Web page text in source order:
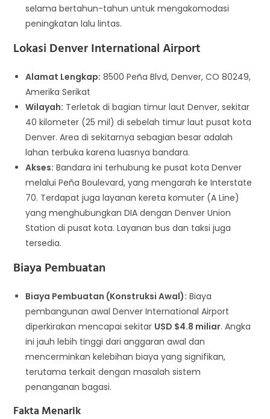
selama bertahun-tahun untuk mengakomodasi
peningkatan lalu lintas.
Lokasi Denver International Airport
Alamat Lengkap: 8500 Peña Blvd, Denver, CO 80249,
Amerika Serikat
Wilayah: Terletak di bagian timur laut Denver, sekitar
40 kilometer (25 mil) di sebelah timur laut pusat kota
Denver. Area di sekitarnya sebagian besar adalah
lahan terbuka karena luasnya bandara.
Akses: Bandara ini terhubung ke pusat kota Denver
melalui Peña Boulevard, yang mengarah ke Interstate
70. Terdapat juga layanan kereta komuter (A Line)
yang menghubungkan DIA dengan Denver Union
Station di pusat kota. Layanan bus dan taksi juga
tersedia.
Biaya Pembuatan
Biaya Pembuatan (Konstruksi Awal): Biaya
pembangunan awal Denver International Airport
diperkirakan mencapai sekitar USD $4.8 miliar. Angka
ini jauh lebih tinggi dari anggaran awal dan
mencerminkan kelebihan biaya yang signifikan,
terutama terkait dengan masalah sistem
penanganan bagasi.
Fakta Menarik